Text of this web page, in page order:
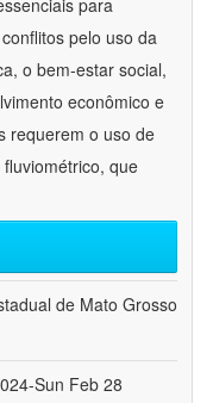
para
pelo uso da
o bem-estar social,
econômico e
requerem o uso de
que
de Mato Grosso
Sun Feb 28